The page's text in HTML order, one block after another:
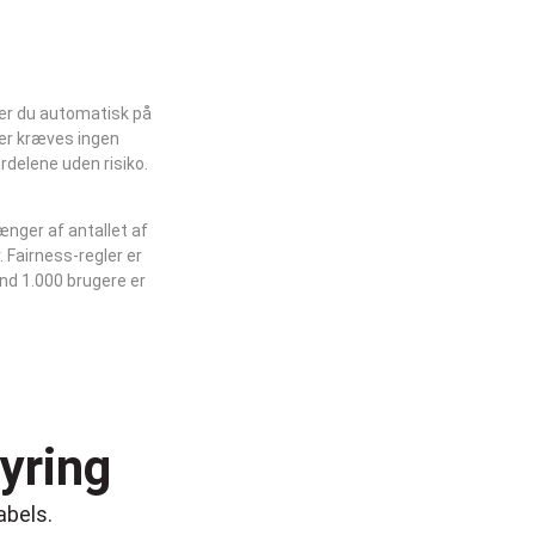
du automatisk på
kræves ingen
uden risiko.
af antallet af
regler er
1.000 brugere er